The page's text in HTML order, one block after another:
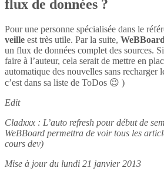
flux de données ?
Pour une personne spécialisée dans le
veille est très utile. Par la suite, WeBBoard
un flux de données complet des sources.
faire à l’auteur, cela serait de mettre en
automatique des nouvelles sans recharger
c’est dans sa liste de ToDos 😉 )
Edit
Cladxxx : L’auto refresh pour début de
WeBBoard permettra de voir tous les
cours dev)
Mise à jour du lundi 21 janvier 2013